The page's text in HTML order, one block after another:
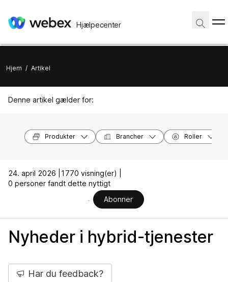
Hjælpecenter
Hjem / Artikel
Denne artikel gælder for:
Produkter Brancher Roller
24. april 2026 |
1770 visning(er) |
0 personer fandt dette nyttigt
Abonner
Nyheder i hybrid-tjenester
Har du feedback?